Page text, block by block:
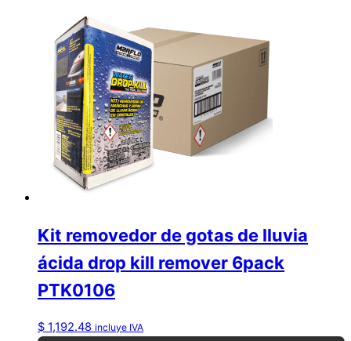
Kit removedor de gotas de lluvia
ácida drop kill remover 6pack
PTK0106
$ 1,192.48 incluye IVA